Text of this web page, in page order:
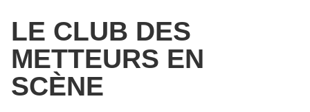
LE CLUB DES
METTEURS EN
SCÈNE